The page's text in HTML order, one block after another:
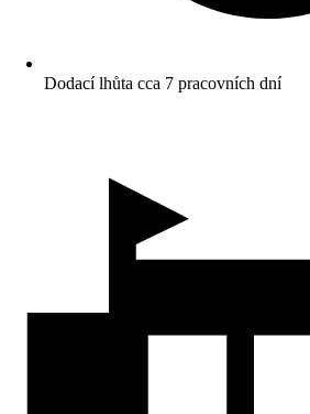
Dodací lhůta cca 7 pracovních dní